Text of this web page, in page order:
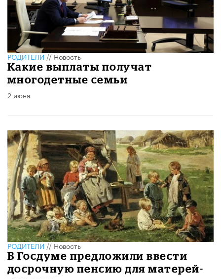
РОДИТЕЛИ//Новость
Какие выплаты получат
многодетные семьи
2 июня
РОДИТЕЛИ//Новость
В Госдуме предложили ввести
досрочную пенсию для матерей-